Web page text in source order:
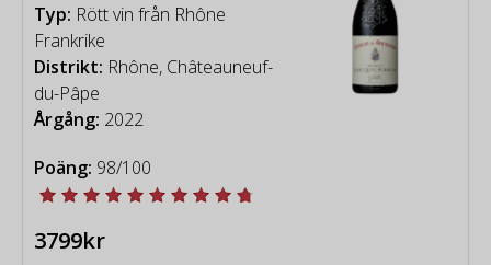
Typ: Rött vin från Rhône
Frankrike
Distrikt: Rhône, Châteauneuf-
du-Pâpe
Årgång: 2022
Poäng: 98/100
3799kr